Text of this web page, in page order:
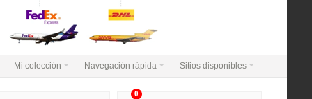
Mi colección Navegación rápida Sitios disponibles
0